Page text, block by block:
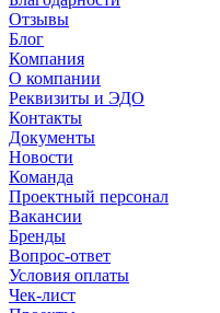
Отзывы
Блог
Компания
О компании
Реквизиты и ЭДО
Контакты
Документы
Новости
Команда
Проектный персонал
Вакансии
Бренды
Вопрос-ответ
Условия оплаты
Чек-лист